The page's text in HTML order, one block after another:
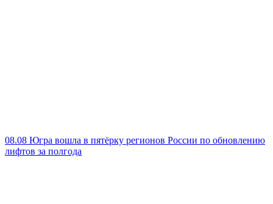
08.08 Югра вошла в пятёрку регионов России по обновлению
лифтов за полгода